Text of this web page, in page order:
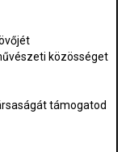
közösséget
támogatod